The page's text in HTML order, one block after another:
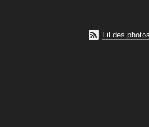
 Fil des